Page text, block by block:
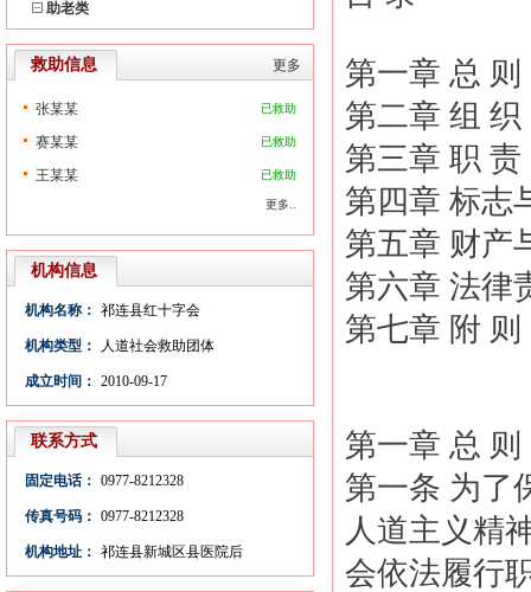
助老类
更多
救助信息
已救助
张某某
已救助
赛某某
已救助
王某某
更多..
机构信息
机构名称： 祁连县红十字会
机构类型： 人道社会救助团体
成立时间： 2010-09-17
联系方式
固定电话： 0977-8212328
传真号码： 0977-8212328
机构地址： 祁连县新城区县医院后
第一章 总 则
第二章 组 织
第三章 职 责
第四章 标志
第五章 财产
第六章 法律
第七章 附 则
第一章 总 则
第一条 为了
人道主义精
会依法履行